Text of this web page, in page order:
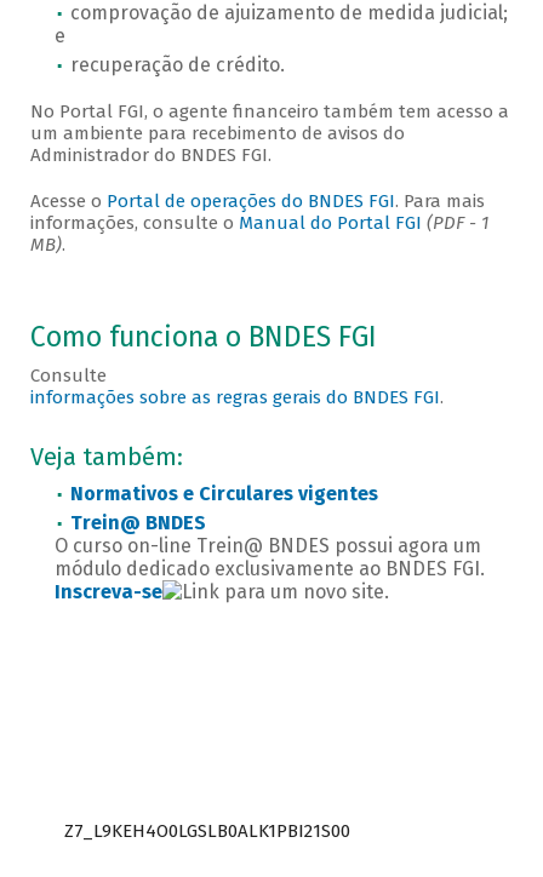
comprovação de ajuizamento de medida judicial;
e
recuperação de crédito.
No Portal FGI, o agente financeiro também tem acesso a
um ambiente para recebimento de avisos do
Administrador do BNDES FGI.
Acesse o Portal de operações do BNDES FGI. Para mais
informações, consulte o Manual do Portal FGI (PDF - 1
MB).
Como funciona o BNDES FGI
Consulte
informações sobre as regras gerais do BNDES FGI.
Veja também:
Normativos e Circulares vigentes
Trein@ BNDES
O curso on-line Trein@ BNDES possui agora um
módulo dedicado exclusivamente ao BNDES FGI.
Inscreva-se
.
Z7_L9KEH4O0LGSLB0ALK1PBI21S00